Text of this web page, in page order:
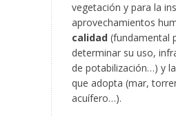
vegetación y para la
aprovechamientos
calidad (fundamental
determinar su uso,
de potabilización…) y
que adopta (mar,
acuífero…).